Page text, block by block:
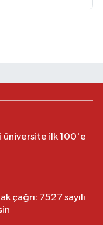
üniversite ilk 100'e
çağrı: 7527 sayılı